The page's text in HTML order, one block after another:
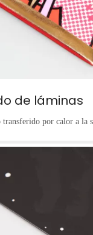
de láminas
transferido por calor a la